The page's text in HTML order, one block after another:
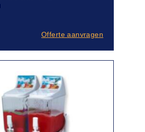
Offerte aanvragen